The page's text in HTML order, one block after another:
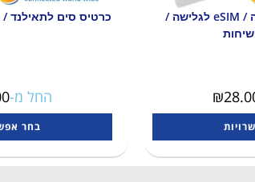
כרטיס סים לאיטליה / eSIM לגלישה /
₪
כרטיס סים לתאילנד / eSIM לגלישה בלבד
החל מ-
בחר